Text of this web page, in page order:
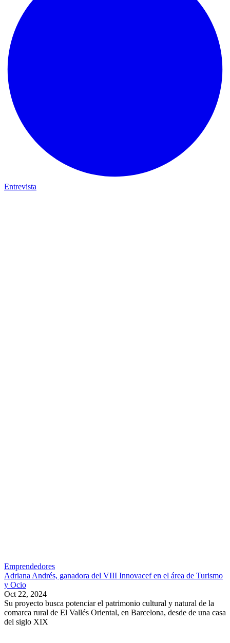
Entrevista
Emprendedores
Adriana Andrés, ganadora del VIII Innovacef en el área de Turismo
y Ocio
Oct 22, 2024
Su proyecto busca potenciar el patrimonio cultural y natural de la
comarca rural de El Vallés Oriental, en Barcelona, desde de una casa
del siglo XIX